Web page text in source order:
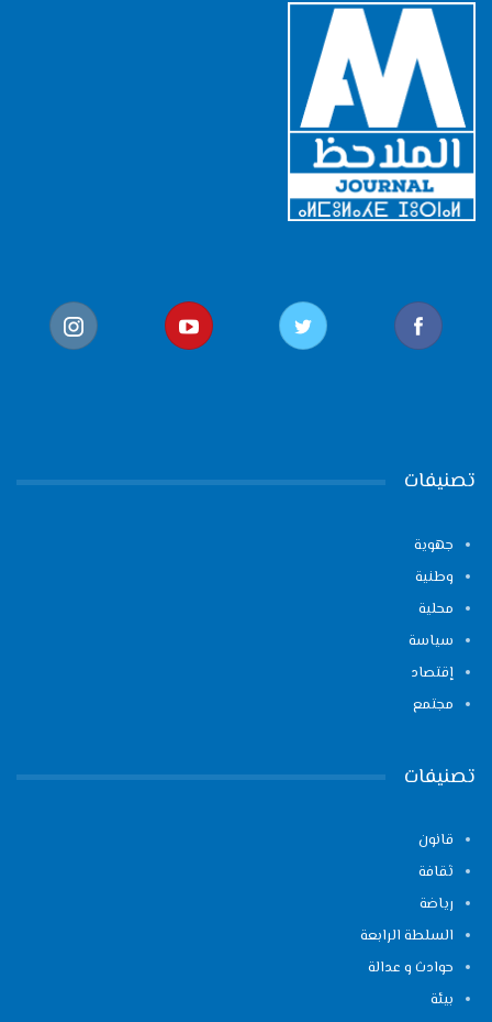
تصنيفات
جهوية
وطنية
محلية
سياسة
إقتصاد
مجتمع
تصنيفات
قانون
ثقافة
رياضة
السلطة الرابعة
حوادث و عدالة
بيئة